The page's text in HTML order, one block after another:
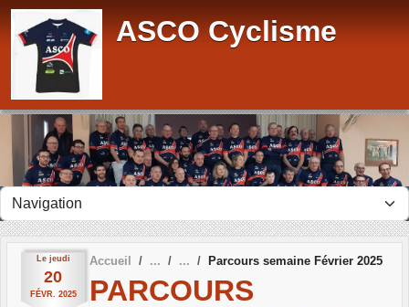
ASCO Cyclisme
Le jeudi
20
FÉVR. 2025
Accueil Parcours semaine Février 2025
PARCOURS
Panneau de gestion des cookies